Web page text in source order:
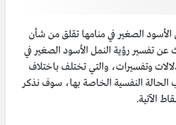
الأسود الصغير في منامها تقلق من شأن
عن تفسير رؤية النمل الأسود الصغير في
وتفسيرات، والتي تختلف باختلاف
النفسية الخاصة بها، سوف نذكر
الآتية.